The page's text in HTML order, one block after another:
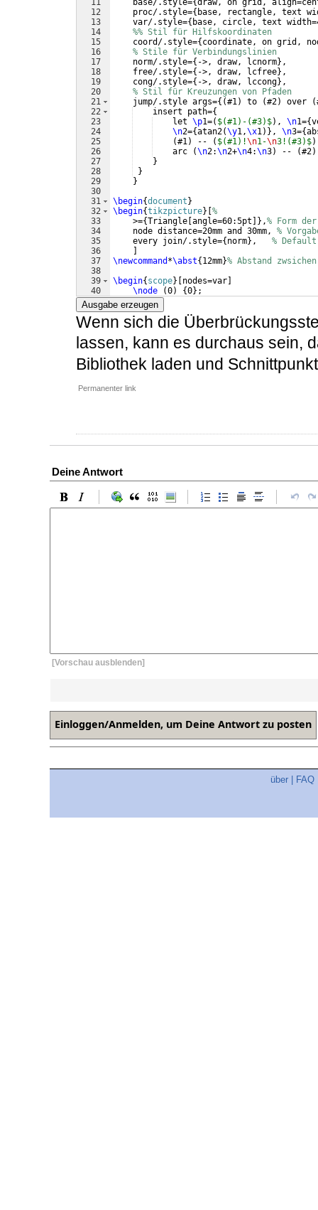
11
12
13
14
15
16
17
18
19
20
21
22
23
24
25
26
27
28
29
30
31
32
33
34
35
36
37
38
39
40
41
    base/.style=
{draw, on grid,
    proc/.style=
{ base, rectangle, text
    var/.style=
{ base, circle, text
%% Stil für Hilfskoordinaten
    coord/.style=
{ coordinate, on grid,
% Stile für Verbindungslinien
    norm/.style=
{ ->, draw, lcnorm} ,
    free/.style=
{ ->, draw, lcfree} ,
    cong/.style=
{ ->, draw, lccong} ,
% Stil für Kreuzungen von Pfaden
    jump/.style args=
{(#1) to (#2) over (
    insert path=
{
    let
\p1=( $(#1)-(#3)$) , \n1={
\n2={atan2(\y1,\x1)} , \n3={
(#1) -- ( $(#1)!\n1-\n3!(#3)$)
    arc
(\n2:\n2+\n4:\n3) -- (#2)
}
}
}
\begin{document }
\begin{tikzpicture} %
    >=
{Triangle angle=60:5pt ]} ,% Form
    node distance=20mm and 30mm,
%
    every join/.style=
{ norm} , %
\newcommand *\abst{ 12mm}% Abstand
\begin{ scope} nodes=var
\node
(0) {0} ;
\node [
Ausgabe erzeugen
Wenn sich die
lassen, kann es durchaus sein,
Bibliothek laden und
Permanenter link
Deine Antwort
[Vorschau ausblenden]
über FAQ